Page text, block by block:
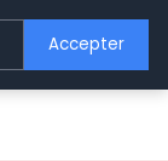
Accepter